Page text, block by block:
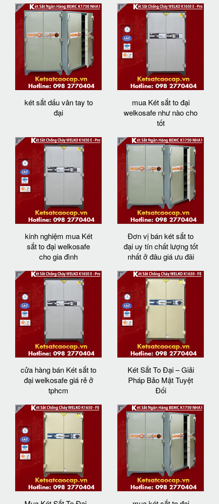
két sắt dấu vân tay to
đại
mua Két sắt to đại
welkosafe như nào cho
tốt
kinh nghiệm mua Két
sắt to đại welkosafe
cho gia đình
Đơn vị bán két sắt to
đại uy tín chất lượng tốt
nhất ở đâu giá ưu đãi
cửa hàng bán Két sắt to
đại welkosafe giá rẻ ở
tphcm
Két Sắt To Đại – Giải
Pháp Bảo Mật Tuyệt
Đối